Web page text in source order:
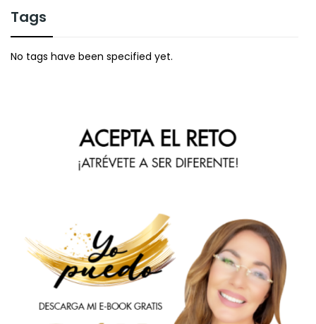
Tags
No tags have been specified yet.